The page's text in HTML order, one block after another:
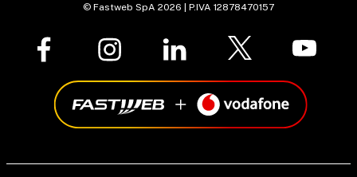
© Fastweb SpA 2026 | P.IVA 12878470157